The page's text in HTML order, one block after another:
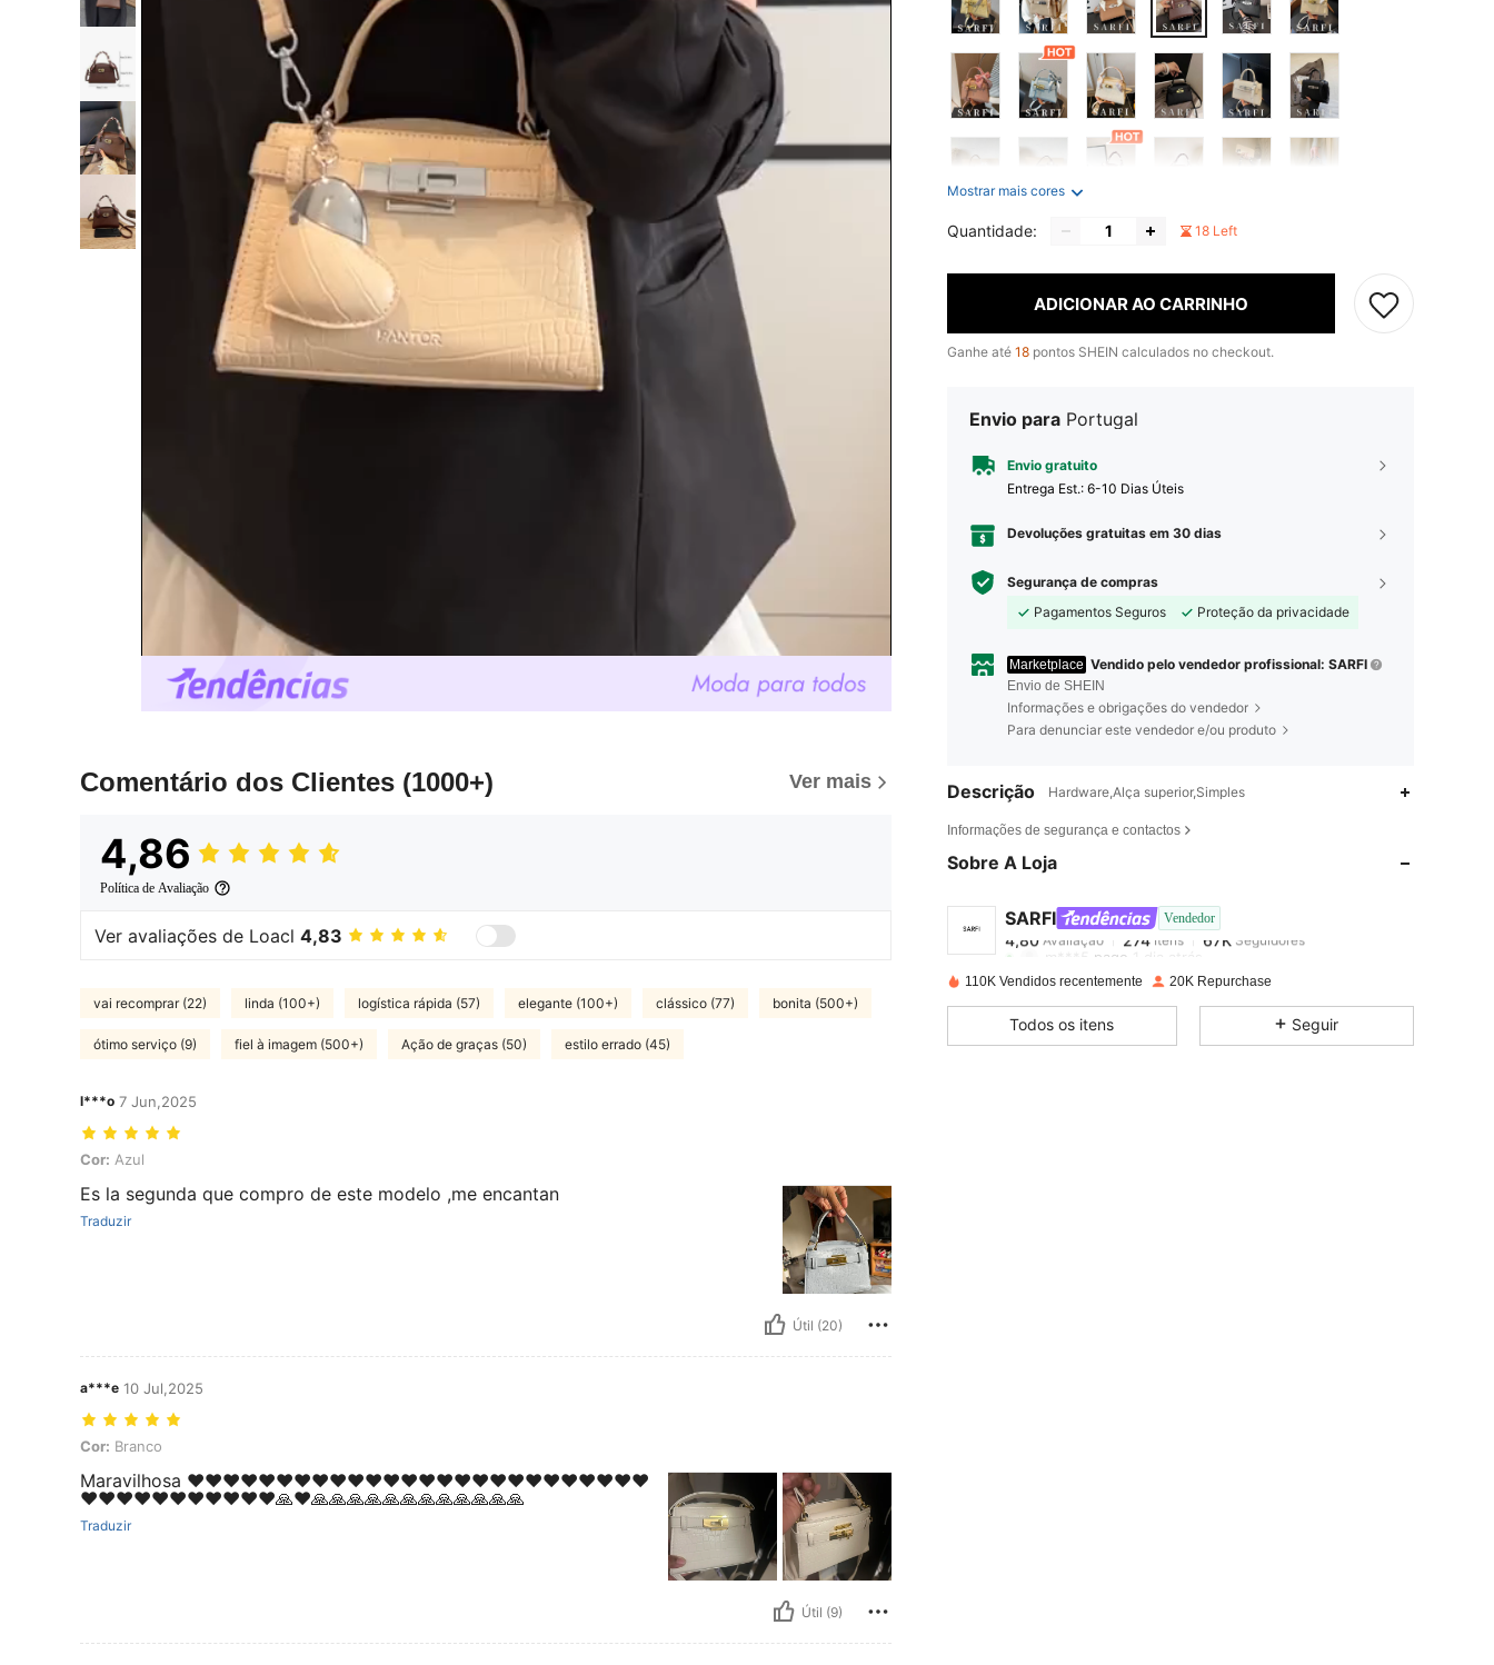
Comentário dos Clientes (1000+) Ver mais
4,86
Política de Avaliação
Ver avaliações de Loacl 4,83
vai recomprar (22) linda (100+) logística rápida (57) elegante (100+) clássico (77) bonita (500+)
ótimo serviço (9) fiel à imagem (500+) Ação de graças (50) estilo errado (45)
l***o 7 Jun,2025
Cor: Azul
Cor: Azul
Es la segunda que compro de este modelo ,me encantan
Traduzir
Útil (20)
a***e 10 Jul,2025
Cor: Branco
Cor: Branco
Maravilhosa ❤️❤️❤️❤️❤️❤️❤️❤️❤️❤️❤️❤️❤️❤️❤️❤️❤️❤️❤️❤️❤️❤️❤️❤️❤️❤️
❤️❤️❤️❤️❤️❤️❤️❤️❤️❤️❤️🙏❤️🙏🙏🙏🙏🙏🙏🙏🙏🙏🙏🙏🙏
Traduzir
Útil (9)
Mostrar mais cores
Quantidade: 18 Left
ADICIONAR AO CARRINHO
Ganhe até 18 pontos SHEIN calculados no checkout.
Envio para Portugal
Envio gratuito
Entrega Est.: 6-10 Dias Úteis
Devoluções gratuitas em 30 dias
Segurança de compras
Pagamentos Seguros
Proteção da privacidade
Marketplace Vendido pelo vendedor profissional: SARFI
Envio de SHEIN
Informações e obrigações do vendedor
Para denunciar este vendedor e/ou produto
Descrição Hardware,Alça superior,Simples
Informações de segurança e contactos
Sobre A Loja
SARFI Vendedor
4,80 274 67K
4,80
4,80 Avaliação 274Itens 67K
m***5pago1 dia atrás
110K Vendidos recentemente 20K Repurchase
Todos os itens Seguir